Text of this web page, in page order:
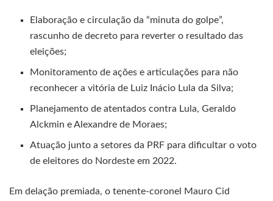
Elaboração e circulação da “minuta do golpe”,
rascunho de decreto para reverter o resultado das
eleições;
Monitoramento de ações e articulações para não
reconhecer a vitória de Luiz Inácio Lula da Silva;
Planejamento de atentados contra Lula, Geraldo
Alckmin e Alexandre de Moraes;
Atuação junto a setores da PRF para dificultar o voto
de eleitores do Nordeste em 2022.
Em delação premiada, o tenente-coronel Mauro Cid